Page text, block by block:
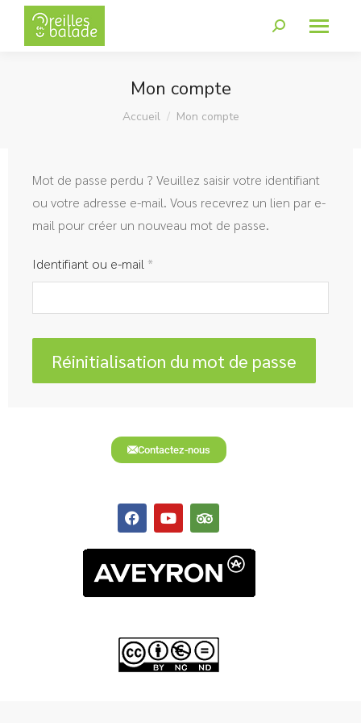
Mon compte
Vous êtes ici :
Accueil Mon compte
Mot de passe perdu ? Veuillez saisir votre identifiant
ou votre adresse e-mail. Vous recevrez un lien par e-
mail pour créer un nouveau mot de passe.
Identifiant ou e-mail *
Réinitialisation du mot de passe
Contactez-nous